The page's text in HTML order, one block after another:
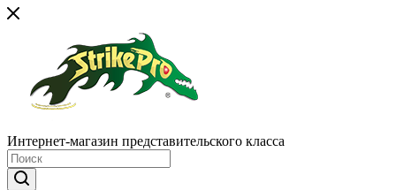
Интернет-магазин представительского класса